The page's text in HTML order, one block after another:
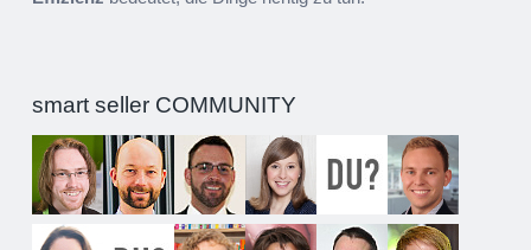
smart seller COMMUNITY